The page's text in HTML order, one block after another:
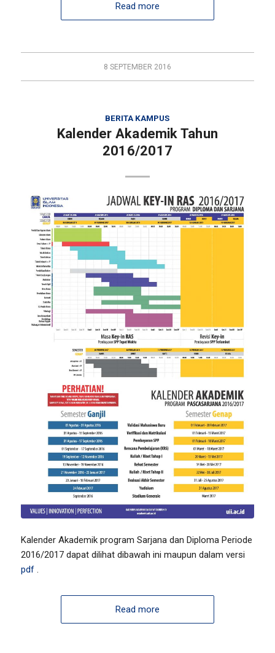
Read more
8 SEPTEMBER 2016
BERITA KAMPUS
Kalender Akademik Tahun
2016/2017
Kalender Akademik program Sarjana dan Diploma Periode
2016/2017 dapat dilihat dibawah ini maupun dalam versi
pdf.
Read more